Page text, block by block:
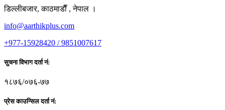
डिल्लीबजार, काठमाडाैँ , नेपाल ।
info@aarthikplus.com
+977-15928420 / 9851007617
सुचना विभाग दर्ता नं:
१८७६/०७६-७७
प्रेस काउन्सिल दर्ता नं: